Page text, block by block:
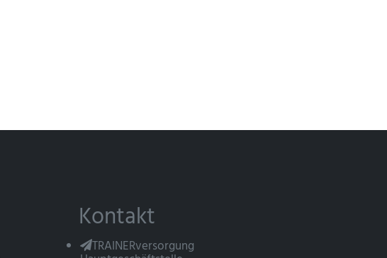
Kontakt
TRAINERversorgung